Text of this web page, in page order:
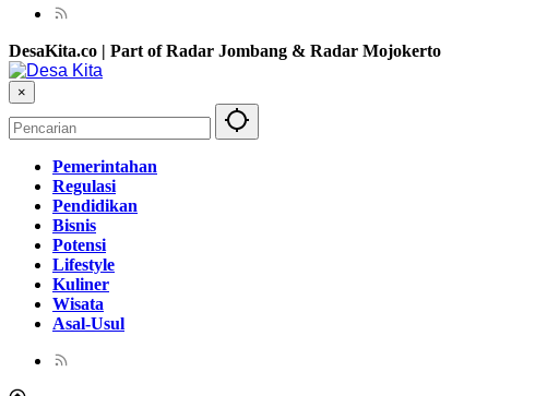
DesaKita.co | Part of Radar Jombang & Radar Mojokerto
×
Pemerintahan
Regulasi
Pendidikan
Bisnis
Potensi
Lifestyle
Kuliner
Wisata
Asal-Usul